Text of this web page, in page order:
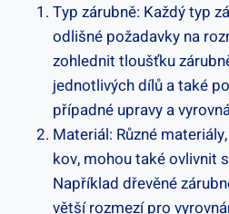
Typ zárubně: Každý typ
odlišné požadavky na
zohlednit tloušťku
jednotlivých dílů a také
případné upravy a
Materiál: Různé
kov, mohou také ovlivnit
Například dřevěné
větší rozmezí pro